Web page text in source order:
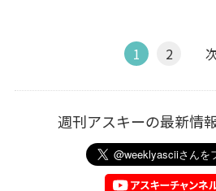
1 2
週刊アスキーの最新情